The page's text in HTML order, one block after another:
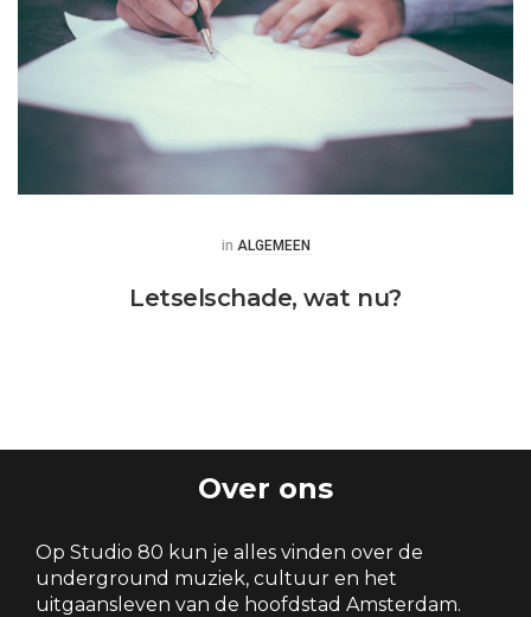
Posted
in ALGEMEEN
Letselschade, wat nu?
Over ons
Op Studio 80 kun je alles vinden over de
underground muziek, cultuur en het
uitgaansleven van de hoofdstad Amsterdam.